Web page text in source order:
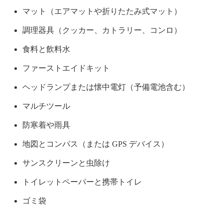
マット（エアマットや折りたたみ式マット）
調理器具（クッカー、カトラリー、コンロ）
食料と飲料水
ファーストエイドキット
ヘッドランプまたは懐中電灯（予備電池含む）
マルチツール
防寒着や雨具
地図とコンパス（または GPS デバイス）
サンスクリーンと虫除け
トイレットペーパーと携帯トイレ
ゴミ袋